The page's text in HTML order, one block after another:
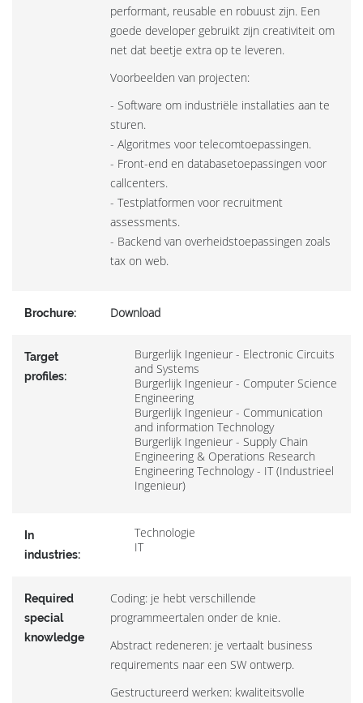
performant, reusable en robuust zijn. Een
goede developer gebruikt zijn creativiteit om
net dat beetje extra op te leveren.
Voorbeelden van projecten:
- Software om industriële installaties aan te
sturen.
- Algoritmes voor telecomtoepassingen.
- Front-end en databasetoepassingen voor
callcenters.
- Testplatformen voor recruitment
assessments.
- Backend van overheidstoepassingen zoals
tax on web.
Brochure: Download
Target
profiles:
Burgerlijk Ingenieur - Electronic Circuits
and Systems
Burgerlijk Ingenieur - Computer Science
Engineering
Burgerlijk Ingenieur - Communication
and information Technology
Burgerlijk Ingenieur - Supply Chain
Engineering & Operations Research
Engineering Technology - IT (Industrieel
Ingenieur)
In
industries:
Technologie
IT
Required
special
knowledge
Coding: je hebt verschillende
programmeertalen onder de knie.
Abstract redeneren: je vertaalt business
requirements naar een SW ontwerp.
Gestructureerd werken: kwaliteitsvolle